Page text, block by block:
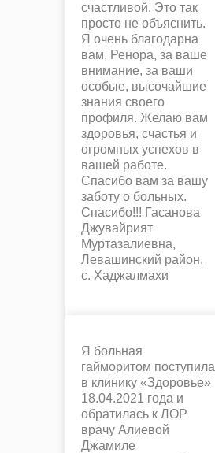
счастливой. Это так
просто не объяснить.
Я очень благодарна
вам, Ренора, за ваше
внимание, за ваши
особые, высочайшие
знания своего
профиля. Желаю вам
здоровья, счастья и
огромных успехов в
вашей работе.
Спасибо вам за вашу
заботу о больных.
Спасибо!!! Гасанова
Джувайрият
Муртазалиевна,
Левашинский район,
с. Хаджалмахи
Я больная
гайморитом поступила
в клинику «Здоровье»
18.04.2021 года и
обратилась к ЛОР
врачу Алиевой
Джамиле